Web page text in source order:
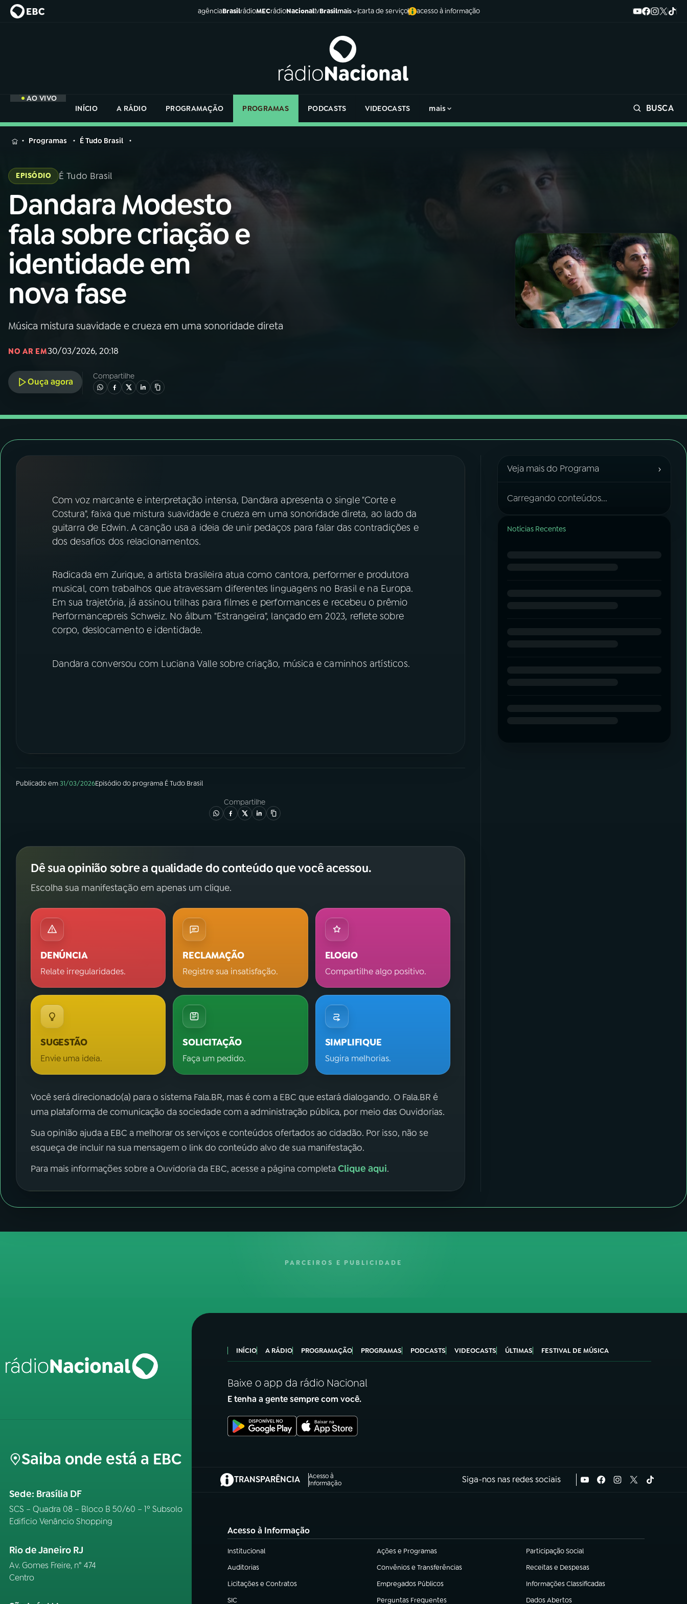
agênciaBrasilrádioMECrádioNacionaltvBrasilmais carta de serviço acesso à informação
AO VIVO
INÍCIO
A RÁDIO PROGRAMAÇÃO PROGRAMAS PODCASTS VIDEOCASTS mais BUSCA
MENU
Buscar
na
Rádio
Nacional
Buscar
01INÍCIO
02A RÁDIO
03 PROGRAMAÇÃO
05PODCASTS
ACOMPANHE A RÁDIO NACIONAL
Instagram X
na
Rádio
Programas É Tudo Brasil
EPISÓDIO É Tudo Brasil
Dandara Modesto
fala sobre criação e
identidade em
nova fase
Música mistura suavidade e crueza em uma sonoridade direta
NO AR EM30/03/2026, 20:18
Ouça agora
Compartilhe
Com voz marcante e interpretação intensa, Dandara apresenta o single "Corte e
Costura", faixa que mistura suavidade e crueza em uma sonoridade direta, ao lado da
guitarra de Edwin. A canção usa a ideia de unir pedaços para falar das contradições e
dos desafios dos relacionamentos.
Radicada em Zurique, a artista brasileira atua como cantora, performer e produtora
musical, com trabalhos que atravessam diferentes linguagens no Brasil e na Europa.
Em sua trajetória, já assinou trilhas para filmes e performances e recebeu o prêmio
Performancepreis Schweiz. No álbum "Estrangeira", lançado em 2023, reflete sobre
corpo, deslocamento e identidade.
Dandara conversou com Luciana Valle sobre criação, música e caminhos artísticos.
Publicado em31/03/2026Episódiodo programa É Tudo Brasil
Compartilhe
Dê sua opinião sobre a qualidade do conteúdo que você acessou.
Escolha sua manifestação em apenas um clique.
DENÚNCIA
Relate irregularidades.
RECLAMAÇÃO
Registre sua insatisfação.
ELOGIO
Compartilhe algo positivo.
SUGESTÃO
Envie uma ideia.
SOLICITAÇÃO
Faça um pedido.
SIMPLIFIQUE
Sugira melhorias.
Você será direcionado(a) para o sistema Fala.BR, mas é com a EBC que estará dialogando. O Fala.BR é
uma plataforma de comunicação da sociedade com a administração pública, por meio das Ouvidorias.
Sua opinião ajuda a EBC a melhorar os serviços e conteúdos ofertados ao cidadão. Por isso, não se
esqueça de incluir na sua mensagem o link do conteúdo alvo de sua manifestação.
Para mais informações sobre a Ouvidoria da EBC, acesse a página completaClique aqui.
Veja mais do Programa ›
Carregando conteúdos...
Notícias Recentes
PARCEIROS E PUBLICIDADE
Saiba onde está a EBC
Sede: Brasília DF
SCS – Quadra 08 – Bloco B 50/60 – 1º Subsolo
Edifício Venâncio Shopping
Rio de Janeiro RJ
Av. Gomes Freire, n° 474
Centro
INÍCIO A RÁDIO PROGRAMAÇÃO PROGRAMAS PODCASTS VIDEOCASTS ÚLTIMAS FESTIVAL DE MÚSICA
Baixe o app da rádio Nacional
E tenha a gente sempre com você.
TRANSPARÊNCIA
Acesso à
Informação
(abre em nova aba) Siga-nos nas redes sociais
Acesso à Informação
Institucional
(abre em nova aba) Ações e Programas
(abre em nova aba) Participação Social
(abre em nova aba)
Auditorias
(abre em nova aba) Convênios e Transferências
(abre em nova aba) Receitas e Despesas
(abre em nova aba)
Licitações e Contratos
(abre em nova aba) Empregados Públicos
(abre em nova aba) Informações Classificadas
(abre em nova aba)
SIC
Perguntas Frequentes Dados Abertos